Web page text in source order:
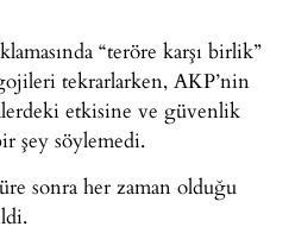
“teröre karşı birlik”
tekrarlarken, AKP’nin
etkisine ve güvenlik
şey söylemedi.
sonra her zaman olduğu